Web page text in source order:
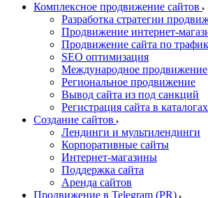
Комплексное продвижение сайтов
Разработка стратегии
Продвижение интернет-
Продвижение сайта по
SEO оптимизация
Международное продвижение
Региональное продвижение
Вывод сайта из под санкций
Регистрация сайта в каталогах
Создание сайтов
Лендинги и мультилендинги
Корпоративные сайты
Интернет-магазины
Поддержка сайта
Аренда сайтов
Продвижение в Telegram (PR)